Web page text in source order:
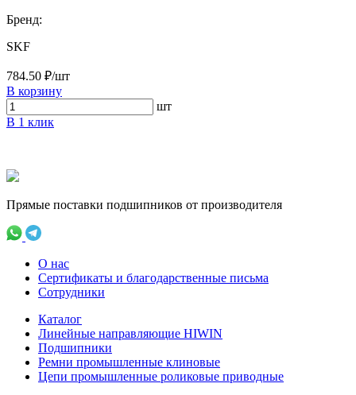
Бренд:
SKF
784.50 ₽/шт
В корзину
шт
В 1 клик
Прямые поставки подшипников от производителя
О нас
Сертификаты и благодарственные письма
Сотрудники
Каталог
Линейные направляющие HIWIN
Подшипники
Ремни промышленные клиновые
Цепи промышленные роликовые приводные